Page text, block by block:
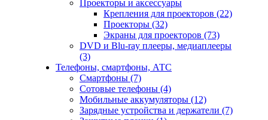
Проекторы и аксессуары
Крепления для проекторов (22)
Проекторы (32)
Экраны для проекторов (73)
DVD и Blu-ray плееры, медиаплееры
(3)
Телефоны, смартфоны, АТС
Смартфоны (7)
Сотовые телефоны (4)
Мобильные аккумуляторы (12)
Зарядные устройства и держатели (7)